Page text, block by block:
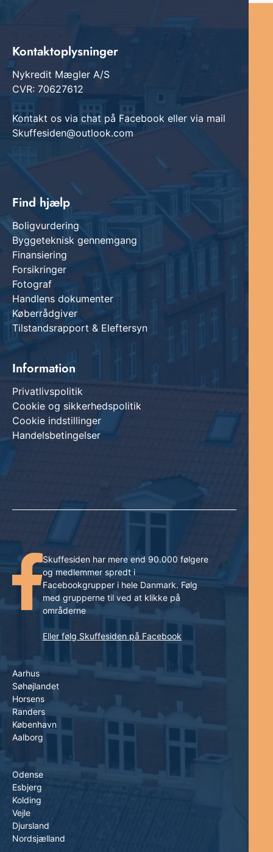
Kontaktoplysninger
Nykredit Mægler A/S
CVR: 70627612
Kontakt os via chat på Facebook eller via mail
Skuffesiden@outlook.com
Find hjælp
Boligvurdering
Byggeteknisk gennemgang
Finansiering
Forsikringer
Fotograf
Handlens dokumenter
Køberrådgiver
Tilstandsrapport & Eleftersyn
Information
Privatlivspolitik
Cookie og sikkerhedspolitik
Cookie indstillinger
Handelsbetingelser
Skuffesiden har mere end 90.000 følgere
og medlemmer spredt i
Facebookgrupper i hele Danmark. Følg
med grupperne til ved at klikke på
områderne
Eller følg Skuffesiden på Facebook
Aarhus
Søhøjlandet
Horsens
Randers
København
Aalborg
Odense
Esbjerg
Kolding
Vejle
Djursland
Nordsjælland